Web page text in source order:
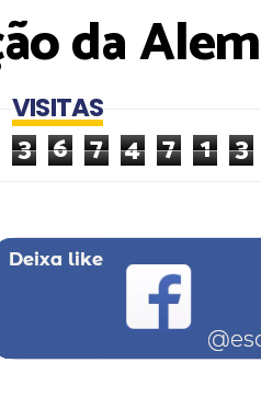
da
VISITAS
3 6 7 4 7 1 3